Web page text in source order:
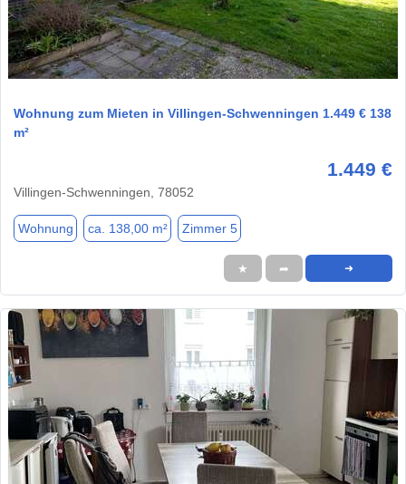
1 / 1
Wohnung zum Mieten in Villingen-Schwenningen 1.449 € 138
m²
1.449 €
Villingen-Schwenningen, 78052
Wohnung ca. 138,00 m² Zimmer 5
★ ➦ ➜